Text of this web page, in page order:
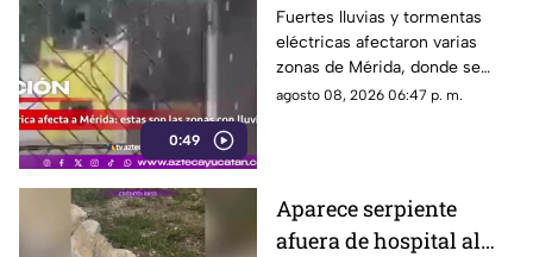
0:49
azotaron Mérida este
sábado 8 de agosto
Fuertes lluvias y tormentas
eléctricas afectaron varias
zonas de Mérida, donde se
reportan rayos, viento y
agosto 08, 2026 06:47 p. m.
Aparece serpiente
afuera de hospital al